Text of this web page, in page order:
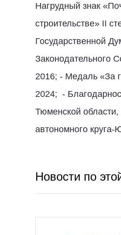
Нагрудный знак
строительстве» II
Государственной
Законодательного
2016; - Медаль «За
2024; -
Тюменской
автономного
Новости по